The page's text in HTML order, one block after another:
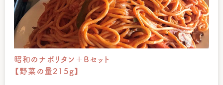
昭和のナポリタン＋Bセット
【野菜の量215g】